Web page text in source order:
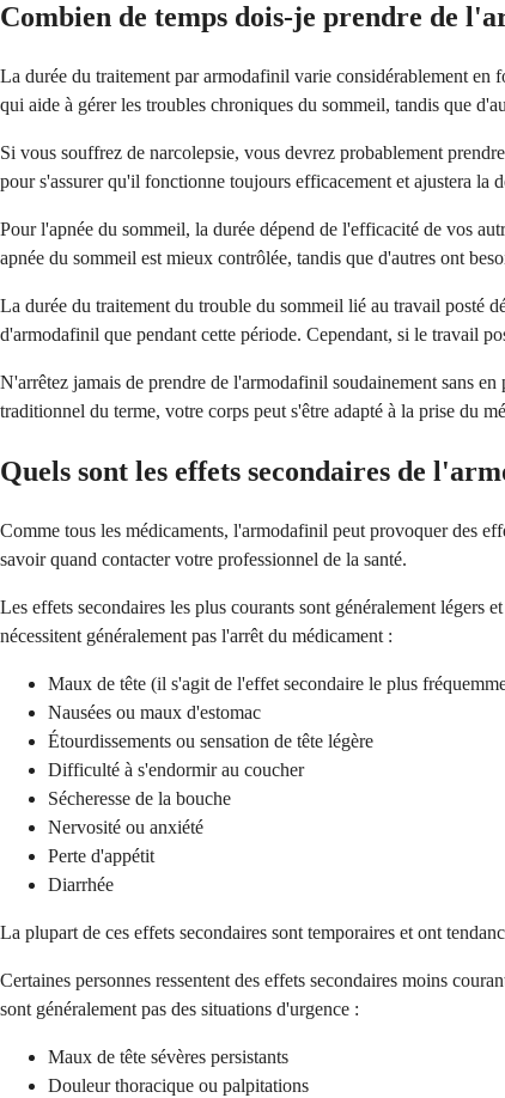
Combien de temps dois-je prendre de
La durée du traitement par armodafinil varie considérablement en
qui aide à gérer les troubles chroniques du sommeil, tandis que
Si vous souffrez de narcolepsie, vous devrez probablement
pour s'assurer qu'il fonctionne toujours efficacement et ajustera la
Pour l'apnée du sommeil, la durée dépend de l'efficacité de vos
apnée du sommeil est mieux contrôlée, tandis que d'autres ont
La durée du traitement du trouble du sommeil lié au travail posté
d'armodafinil que pendant cette période. Cependant, si le travail
N'arrêtez jamais de prendre de l'armodafinil soudainement sans
traditionnel du terme, votre corps peut s'être adapté à la prise du
Quels sont les effets secondaires de
Comme tous les médicaments, l'armodafinil peut provoquer des
savoir quand contacter votre professionnel de la santé.
Les effets secondaires les plus courants sont généralement légers
nécessitent généralement pas l'arrêt du médicament :
Maux de tête (il s'agit de l'effet secondaire le plus
Nausées ou maux d'estomac
Étourdissements ou sensation de tête légère
Difficulté à s'endormir au coucher
Sécheresse de la bouche
Nervosité ou anxiété
Perte d'appétit
Diarrhée
La plupart de ces effets secondaires sont temporaires et ont
Certaines personnes ressentent des effets secondaires moins
sont généralement pas des situations d'urgence :
Maux de tête sévères persistants
Douleur thoracique ou palpitations